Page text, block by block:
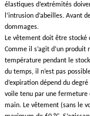
élastiques d’extrémités
l’intrusion d’abeilles. Avant
dommages.
Le vêtement doit être stocké
Comme il s’agit d’un
température pendant le
du temps, il n’est pas
d’expiration dépend du
voile tenu par une
main. Le vêtement (sans le